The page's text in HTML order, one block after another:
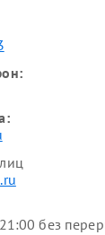
без